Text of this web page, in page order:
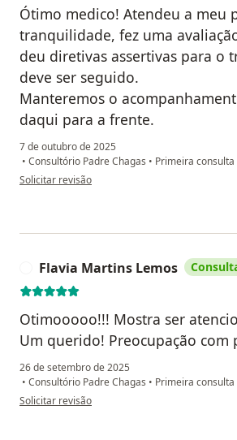
Ótimo medico! Atendeu a meu
tranquilidade, fez uma
deu diretivas assertivas para o
deve ser seguido.
Manteremos o
daqui para a frente.
7 de outubro de 2025
• Consultório Padre Chagas • Primeira
na opinião do utilizador Laiza Simone Quadro
Solicitar revisão
Flavia Martins Lemos
Otimooooo!!! Mostra ser
Um querido! Preocupação com
26 de setembro de 2025
• Consultório Padre Chagas • Primeira
na opinião do utilizador Flavia Martins Lemos
Solicitar revisão